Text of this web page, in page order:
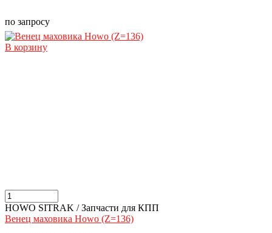
по запросу
В корзину
HOWO SITRAK / Запчасти для КПП
Венец маховика Howo (Z=136)